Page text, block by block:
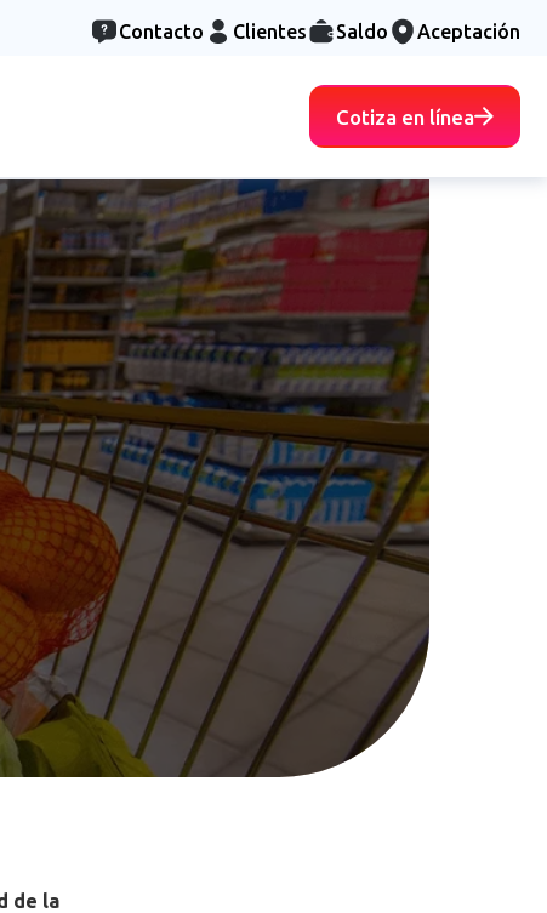
Contacto Clientes Saldo Aceptación
Cotiza en línea
de la